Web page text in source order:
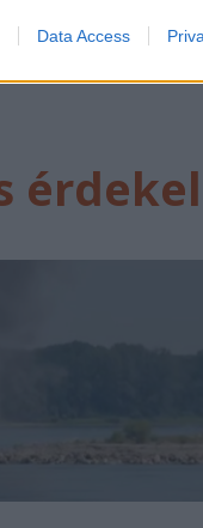
Data Access